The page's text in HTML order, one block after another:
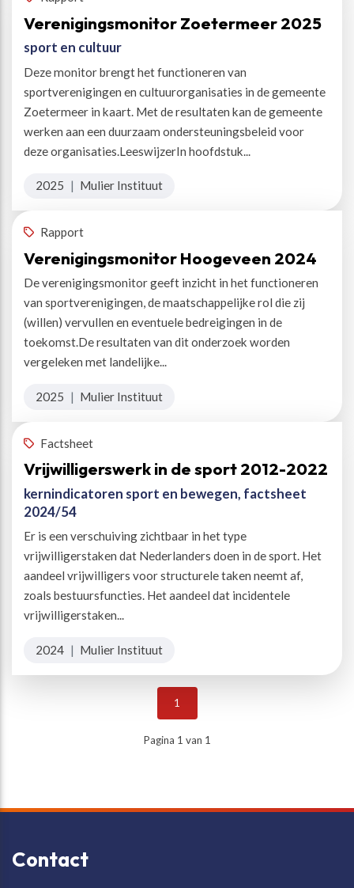
Verenigingsmonitor Zoetermeer 2025
sport en cultuur
Deze monitor brengt het functioneren van
sportverenigingen en cultuurorganisaties in de gemeente
Zoetermeer in kaart. Met de resultaten kan de gemeente
werken aan een duurzaam ondersteuningsbeleid voor
deze organisaties.LeeswijzerIn hoofdstuk...
2025 | Mulier Instituut
Rapport
Verenigingsmonitor Hoogeveen 2024
De verenigingsmonitor geeft inzicht in het functioneren
van sportverenigingen, de maatschappelijke rol die zij
(willen) vervullen en eventuele bedreigingen in de
toekomst.De resultaten van dit onderzoek worden
vergeleken met landelijke...
2025 | Mulier Instituut
Factsheet
Vrijwilligerswerk in de sport 2012-2022
kernindicatoren sport en bewegen, factsheet
2024/54
Er is een verschuiving zichtbaar in het type
vrijwilligerstaken dat Nederlanders doen in de sport. Het
aandeel vrijwilligers voor structurele taken neemt af,
zoals bestuursfuncties. Het aandeel dat incidentele
vrijwilligerstaken...
2024 | Mulier Instituut
1
Pagina 1 van 1
Contact